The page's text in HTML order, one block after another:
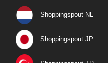
Shoppingspout NL
Shoppingspout JP